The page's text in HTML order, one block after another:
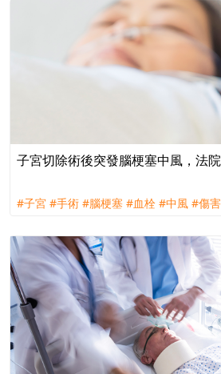
子宮切除術後突發腦梗塞中風，法
#子宮 #手術 #腦梗塞 #血栓 #中風 #傷